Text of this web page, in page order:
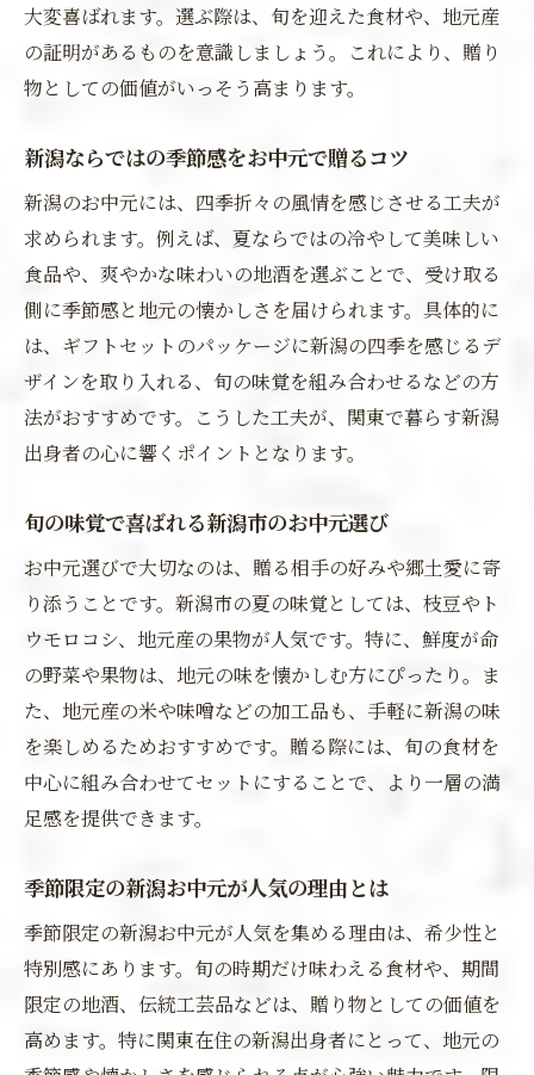
大変喜ばれます。選ぶ際は、旬を迎えた食材や、地元産
の証明があるものを意識しましょう。これにより、贈り
物としての価値がいっそう高まります。
新潟ならではの季節感をお中元で贈るコツ
新潟のお中元には、四季折々の風情を感じさせる工夫が
求められます。例えば、夏ならではの冷やして美味しい
食品や、爽やかな味わいの地酒を選ぶことで、受け取る
側に季節感と地元の懐かしさを届けられます。具体的に
は、ギフトセットのパッケージに新潟の四季を感じるデ
ザインを取り入れる、旬の味覚を組み合わせるなどの方
法がおすすめです。こうした工夫が、関東で暮らす新潟
出身者の心に響くポイントとなります。
旬の味覚で喜ばれる新潟市のお中元選び
お中元選びで大切なのは、贈る相手の好みや郷土愛に寄
り添うことです。新潟市の夏の味覚としては、枝豆やト
ウモロコシ、地元産の果物が人気です。特に、鮮度が命
の野菜や果物は、地元の味を懐かしむ方にぴったり。ま
た、地元産の米や味噌などの加工品も、手軽に新潟の味
を楽しめるためおすすめです。贈る際には、旬の食材を
中心に組み合わせてセットにすることで、より一層の満
足感を提供できます。
季節限定の新潟お中元が人気の理由とは
季節限定の新潟お中元が人気を集める理由は、希少性と
特別感にあります。旬の時期だけ味わえる食材や、期間
限定の地酒、伝統工芸品などは、贈り物としての価値を
高めます。特に関東在住の新潟出身者にとって、地元の